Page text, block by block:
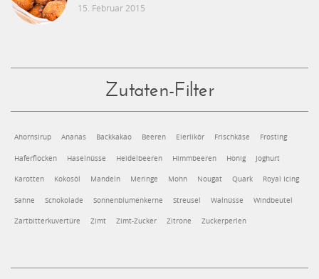
15. Februar 2015
Zutaten-Filter
Ahornsirup Ananas Backkakao Beeren Eierlikör Frischkäse Frosting
Haferflocken Haselnüsse Heidelbeeren Himmbeeren Honig Joghurt
Karotten Kokosöl Mandeln Meringe Mohn Nougat Quark Royal Icing
Sahne Schokolade Sonnenblumenkerne Streusel Walnüsse Windbeutel
Zartbitterkuvertüre Zimt Zimt-Zucker Zitrone Zuckerperlen